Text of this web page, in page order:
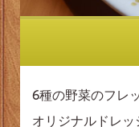
6種の野菜のフレ
オリジナルドレ